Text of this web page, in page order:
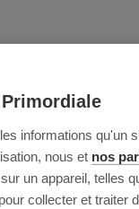
informations qu'un
nous et nos
un appareil, telles
collecter et traiter